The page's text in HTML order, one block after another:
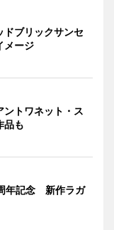
ドブリックサンセ
メージ
ントワネット・ス
品も
年記念 新作ラガ